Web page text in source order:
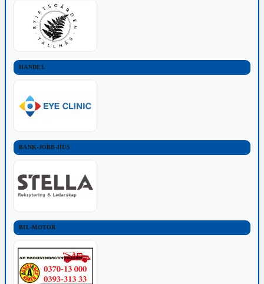
HANDEL
BANK-JOBB-HUS
BIL-MOTOR